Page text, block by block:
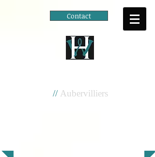
Contact
//Aubervilliers